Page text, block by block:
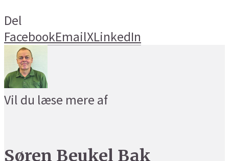
Del
FacebookEmailXLinkedIn
Vil du læse mere af
Søren Beukel Bak